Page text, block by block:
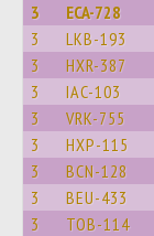
3 ECA-728
3 LKB-193
3 HXR-387
3 IAC-103
3 VRK-755
3 HXP-115
3 BCN-128
3 BEU-433
3 TOB-114